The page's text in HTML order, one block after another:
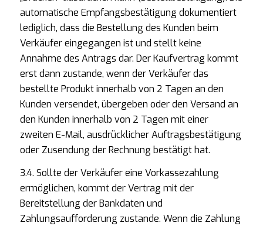
automatische Empfangsbestätigung dokumentiert
lediglich, dass die Bestellung des Kunden beim
Verkäufer eingegangen ist und stellt keine
Annahme des Antrags dar. Der Kaufvertrag kommt
erst dann zustande, wenn der Verkäufer das
bestellte Produkt innerhalb von 2 Tagen an den
Kunden versendet, übergeben oder den Versand an
den Kunden innerhalb von 2 Tagen mit einer
zweiten E-Mail, ausdrücklicher Auftragsbestätigung
oder Zusendung der Rechnung bestätigt hat.
3.4. Sollte der Verkäufer eine Vorkassezahlung
ermöglichen, kommt der Vertrag mit der
Bereitstellung der Bankdaten und
Zahlungsaufforderung zustande. Wenn die Zahlung